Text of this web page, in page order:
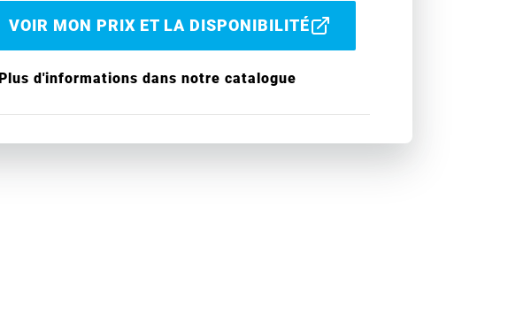
VOIR MON PRIX ET LA DISPONIBILITÉ
Plus d'informations dans notre catalogue